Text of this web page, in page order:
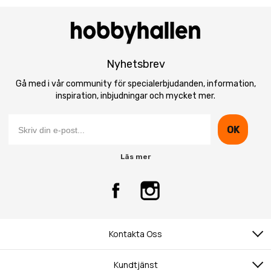
Nyhetsbrev
Gå med i vår community för specialerbjudanden, information,
inspiration, inbjudningar och mycket mer.
OK
Läs mer
Kontakta Oss
Kundtjänst